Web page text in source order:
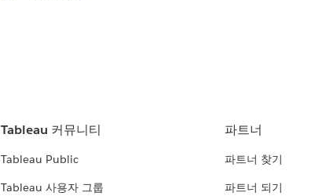
Tableau 커뮤니티
Tableau Public
Tableau 사용자 그룹
파트너
파트너 찾기
파트너 되기